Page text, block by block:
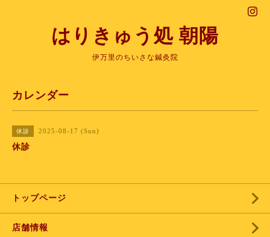
はりきゅう処 朝陽
伊万里のちいさな鍼灸院
カレンダー
休診 2025-08-17 (Sun)
休診
トップページ
店舗情報